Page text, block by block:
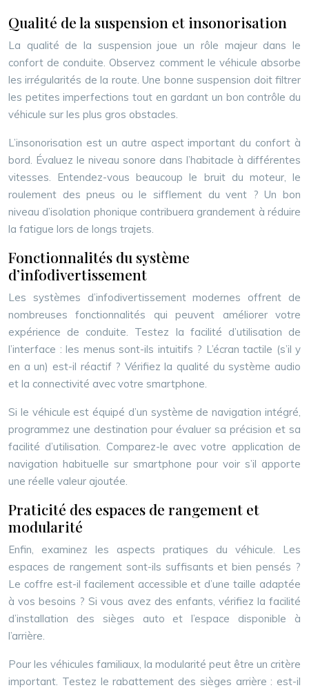
Qualité de la suspension et insonorisation
La qualité de la suspension joue un rôle majeur dans le
confort de conduite. Observez comment le véhicule absorbe
les irrégularités de la route. Une bonne suspension doit filtrer
les petites imperfections tout en gardant un bon contrôle du
véhicule sur les plus gros obstacles.
L’insonorisation est un autre aspect important du confort à
bord. Évaluez le niveau sonore dans l’habitacle à différentes
vitesses. Entendez-vous beaucoup le bruit du moteur, le
roulement des pneus ou le sifflement du vent ? Un bon
niveau d’isolation phonique contribuera grandement à réduire
la fatigue lors de longs trajets.
Fonctionnalités du système
d’infodivertissement
Les systèmes d’infodivertissement modernes offrent de
nombreuses fonctionnalités qui peuvent améliorer votre
expérience de conduite. Testez la facilité d’utilisation de
l’interface : les menus sont-ils intuitifs ? L’écran tactile (s’il y
en a un) est-il réactif ? Vérifiez la qualité du système audio
et la connectivité avec votre smartphone.
Si le véhicule est équipé d’un système de navigation intégré,
programmez une destination pour évaluer sa précision et sa
facilité d’utilisation. Comparez-le avec votre application de
navigation habituelle sur smartphone pour voir s’il apporte
une réelle valeur ajoutée.
Praticité des espaces de rangement et
modularité
Enfin, examinez les aspects pratiques du véhicule. Les
espaces de rangement sont-ils suffisants et bien pensés ?
Le coffre est-il facilement accessible et d’une taille adaptée
à vos besoins ? Si vous avez des enfants, vérifiez la facilité
d’installation des sièges auto et l’espace disponible à
l’arrière.
Pour les véhicules familiaux, la modularité peut être un critère
important. Testez le rabattement des sièges arrière : est-il